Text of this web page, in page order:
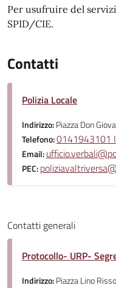
Per usufruire del
SPID/CIE.
Contatti
Polizia Locale
Indirizzo:Piazza Don
Telefono:0141943101
Email:
PEC:
Contatti generali
Protocollo- URP-
Indirizzo:Piazza Lino